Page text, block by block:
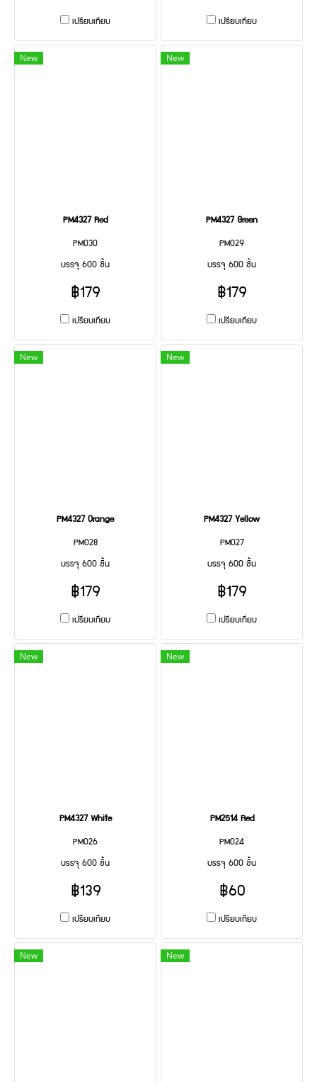
เปรียบเทียบ เปรียบเทียบ
New
PM4327 Red
PM030
บรรจุ 600 ชิ้น
฿179
เปรียบเทียบ
New
PM4327 Green
PM029
บรรจุ 600 ชิ้น
฿179
เปรียบเทียบ
New
PM4327 Orange
PM028
บรรจุ 600 ชิ้น
฿179
เปรียบเทียบ
New
PM4327 Yellow
PM027
บรรจุ 600 ชิ้น
฿179
เปรียบเทียบ
New
PM4327 White
PM026
บรรจุ 600 ชิ้น
฿139
เปรียบเทียบ
New
PM2514 Red
PM024
บรรจุ 600 ชิ้น
฿60
เปรียบเทียบ
New New